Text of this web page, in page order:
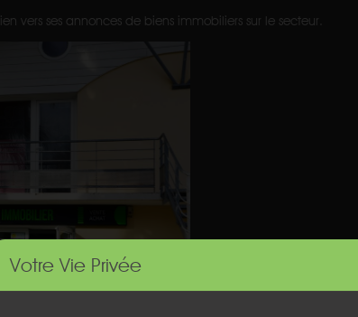
Votre Vie Privée
vers ses annonces de biens immobiliers sur le secteur.